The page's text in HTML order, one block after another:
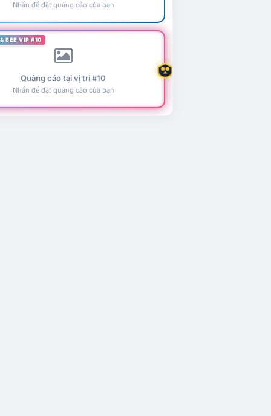
Nhấn để đặt quảng cáo của bạn
BEE VIP #10
Quảng cáo tại vị trí #10
Nhấn để đặt quảng cáo của bạn